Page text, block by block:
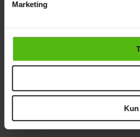
Marketing
Se videoen: Simon Kvamm